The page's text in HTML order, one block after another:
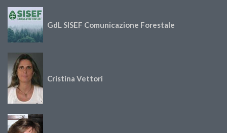
GdL SISEF Comunicazione Forestale
Cristina Vettori